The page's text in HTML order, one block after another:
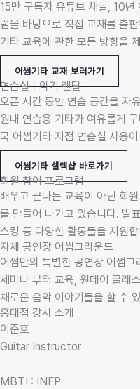
15만 구독자 유튜브 채널, 10년
럼을 바탕으로 직접 교재를 출
기타 교육에 관한 모든 방향을
어썸기타 교재 보러가기
연습실ㅣ악기 렌탈​
오픈 시간 동안 연습 공간을 자
원내 연습용 기타가 여유롭게
국 어썸기타 지점 연습실 사용
어썸기타 셀렉샵 바로가기
회원 참여 프로그램
배우고 끝나는 교육이 아닌 회
를 만들어 나가고 있습니다. 발
스킹 등 다양한 활동들을 지원
자체 공연장 어썸그라운드
어썸만의 특별한 공연장 어썸
세미나 부터 교육, 원데이 클래
채로운 음악 이야기들을 할 수
홍대점 강사 소개
이준호
Guitar Instructor
MBTI : INFP